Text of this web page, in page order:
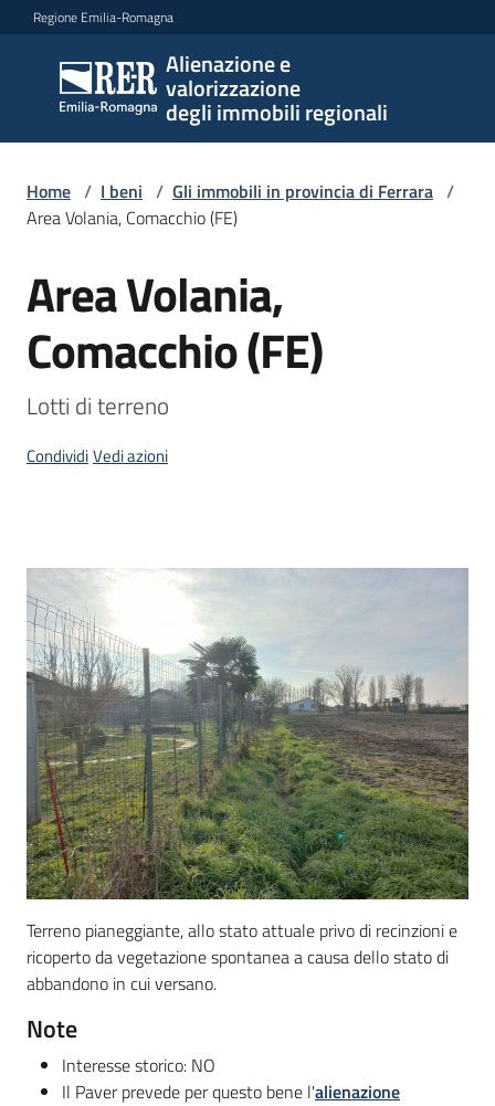
Vai al contenuto
Vai alla navigazione
Vai al footer
Regione Emilia-Romagna
Alienazione e
valorizzazione
degli immobili regionali
Alienazione e
valorizzazione
degli immobili
beni
Menu selezionato
Il
piano
politiche
per
Bandi
Home / I beni / Gli immobili in provincia di Ferrara /
Area Volania, Comacchio (FE)
Salta al contenuto
Area Volania,
Comacchio (FE)
Lotti di terreno
CondividiVedi azioni
Descrizione
Terreno pianeggiante, allo stato attuale privo di recinzioni e
ricoperto da vegetazione spontanea a causa dello stato di
abbandono in cui versano.
Note
Interesse storico: NO
Il Paver prevede per questo bene l'alienazione